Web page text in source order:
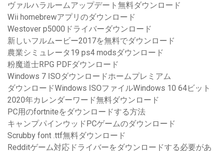
ヴァルハラルームアップデート無料ダウンロード
Wii homebrewアプリのダウンロード
Westover p5000ドライバーダウンロード
新しいフルムービー2017を無料でダウンロード
農業シミュレータ19 ps4 modsダウンロード
粉魔道士RPG PDFダウンロード
Windows 7 ISOダウンロードホームプレミアム
ダウンロードWindows ISOファイルWindows 10 64ビット
2020年カレンダーワード無料ダウンロード
PC用のfortniteをダウンロードする方法
キャンプパインウッドPCゲームのダウンロード
Scrubby font .ttf無料ダウンロード
Redditゲーム対応ドライバーをダウンロードする必要があ